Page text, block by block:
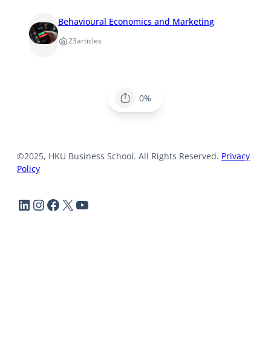
Behavioural Economics and Marketing
23articles
0%
©2025, HKU Business School. All Rights Reserved. Privacy
Policy
LinkedIn
Instagram
Facebook
X YouTube